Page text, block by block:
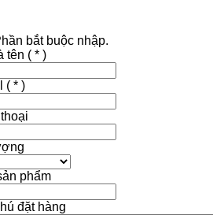
bắt buộc nhập.
tên ( * )
( * )
phẩm
đặt hàng